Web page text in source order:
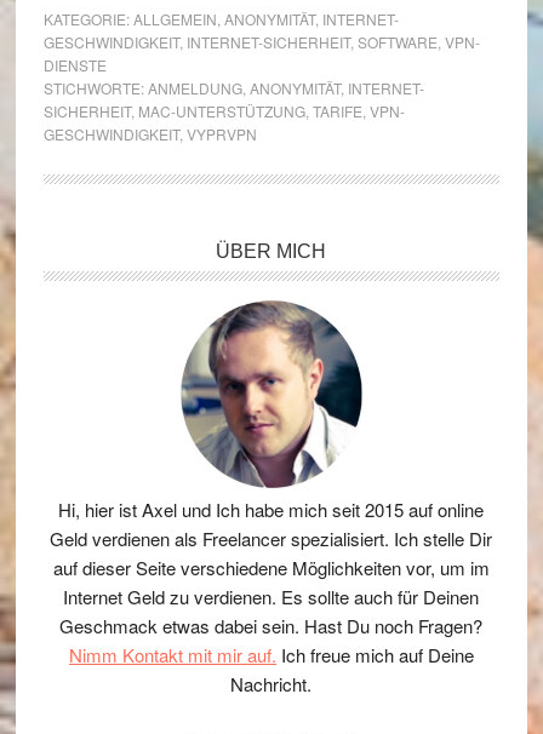
KATEGORIE:ALLGEMEIN ANONYMITÄT, INTERNET-
GESCHWINDIGKEIT, INTERNET-SICHERHEIT, SOFTWARE VPN-
DIENSTE
STICHWORTE:ANMELDUNG, ANONYMITÄT, INTERNET-
SICHERHEIT, MAC-UNTERSTÜTZUNG, TARIFE VPN-
GESCHWINDIGKEIT, VYPRVPN
ÜBER MICH
Hi, hier ist Axel und Ich habe mich seit 2015 auf online
Geld verdienen als Freelancer spezialisiert. Ich stelle Dir
auf dieser Seite verschiedene Möglichkeiten vor, um im
Internet Geld zu verdienen. Es sollte auch für Deinen
Geschmack etwas dabei sein. Hast Du noch Fragen?
Nimm Kontakt mit mir auf. Ich freue mich auf Deine
Nachricht.